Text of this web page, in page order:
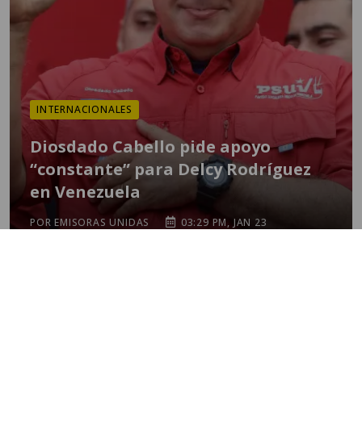
INTERNACIONALES
Diosdado Cabello pide apoyo
“constante” para Delcy Rodríguez
en Venezuela
POR EMISORAS UNIDAS 03:29 PM, JAN 23